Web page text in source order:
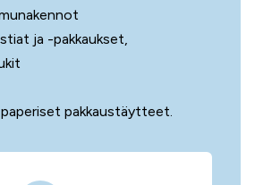
ja -pakkaukset,
pakkaustäytteet.